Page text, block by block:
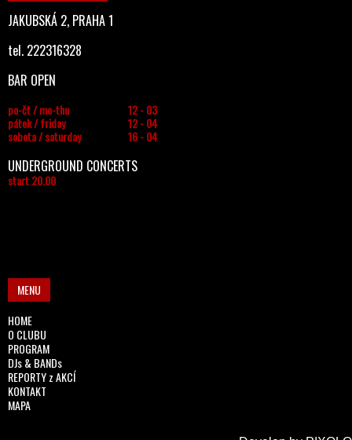
JAKUBSKÁ 2, PRAHA 1
tel. 222316328
BAR OPEN
po-čt / mo-thu
12 - 03
pátek / friday
12 - 04
sobota / saturday
16 - 04
UNDERGROUND CONCERTS
start 20.00
MENU
HOME
O CLUBU
PROGRAM
DJs & BANDs
REPORTY z AKCÍ
KONTAKT
MAPA